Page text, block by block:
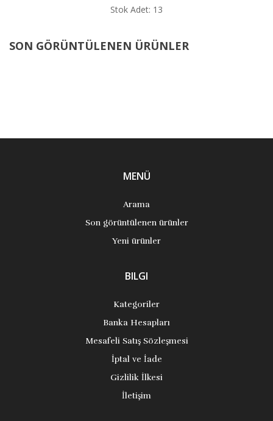
SON GÖRÜNTÜLENEN ÜRÜNLER
MENÜ
Arama
Son görüntülenen ürünler
Yeni ürünler
BILGI
Kategoriler
Banka Hesapları
Mesafeli Satış Sözleşmesi
İptal ve İade
Gizlilik İlkesi
İletişim